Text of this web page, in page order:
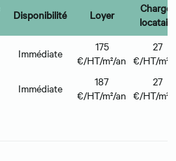
Disponibilité Loyer
Charges
locataire
Immédiate
175
€/HT/m²/an
27
€/HT/m²/
Immédiate
187
€/HT/m²/an
27
€/HT/m²/